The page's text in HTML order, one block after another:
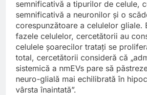
semnificativă a tipurilor de celule,
semnificativă a neuronilor și o
corespunzătoare a celulelor gliale.
fazele celulelor, cercetătorii au
celulele șoarecilor tratați se
total, cercetătorii consideră că
sistemică a nmEVs pare să
neuro-glială mai echilibrată în
vârsta înaintată”.